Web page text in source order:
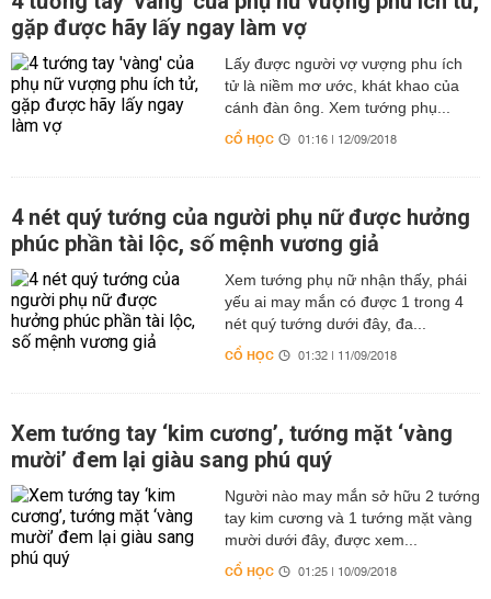
gặp được hãy lấy ngay làm vợ
Lấy được người vợ vượng phu ích
tử là niềm mơ ước, khát khao của
cánh đàn ông. Xem tướng phụ...
CỔ HỌC 01:16 | 12/09/2018
4 nét quý tướng của người phụ nữ được hưởng
phúc phần tài lộc, số mệnh vương giả
Xem tướng phụ nữ nhận thấy, phái
yếu ai may mắn có được 1 trong 4
nét quý tướng dưới đây, đa...
CỔ HỌC 01:32 | 11/09/2018
Xem tướng tay ‘kim cương’, tướng mặt ‘vàng
mười’ đem lại giàu sang phú quý
Người nào may mắn sở hữu 2 tướng
tay kim cương và 1 tướng mặt vàng
mười dưới đây, được xem...
CỔ HỌC 01:25 | 10/09/2018